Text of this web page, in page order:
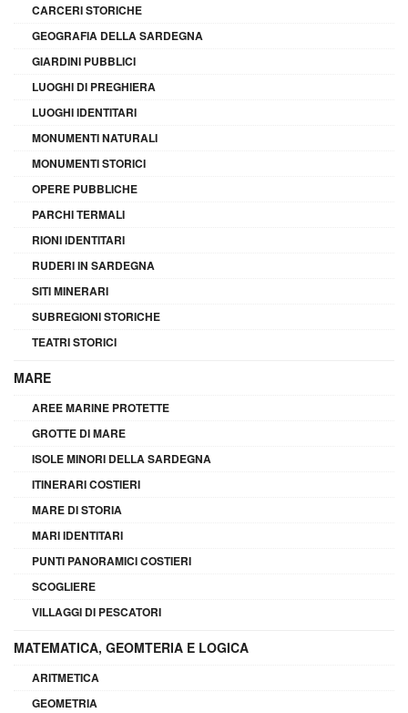
CARCERI STORICHE
GEOGRAFIA DELLA SARDEGNA
GIARDINI PUBBLICI
LUOGHI DI PREGHIERA
LUOGHI IDENTITARI
MONUMENTI NATURALI
MONUMENTI STORICI
OPERE PUBBLICHE
PARCHI TERMALI
RIONI IDENTITARI
RUDERI IN SARDEGNA
SITI MINERARI
SUBREGIONI STORICHE
TEATRI STORICI
MARE
AREE MARINE PROTETTE
GROTTE DI MARE
ISOLE MINORI DELLA SARDEGNA
ITINERARI COSTIERI
MARE DI STORIA
MARI IDENTITARI
PUNTI PANORAMICI COSTIERI
SCOGLIERE
VILLAGGI DI PESCATORI
MATEMATICA, GEOMTERIA E LOGICA
ARITMETICA
GEOMETRIA